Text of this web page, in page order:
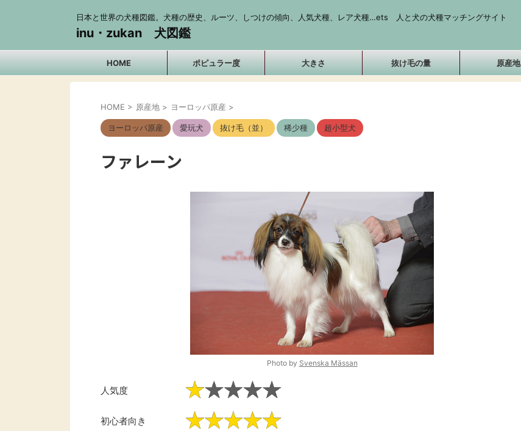
日本と世界の犬種図鑑。犬種の歴史、ルーツ、しつけの傾向、人気犬種、レア犬種…ets 人と犬の犬種マッチングサイト
inu・zukan 犬図鑑
HOME ポピュラー度 大きさ 抜け毛の量 原産地
HOME > 原産地 > ヨーロッパ原産 >
ヨーロッパ原産 愛玩犬 抜け毛（並） 稀少種 超小型犬
ファレーン
Photo by Svenska Mässan
人気度
初心者向き